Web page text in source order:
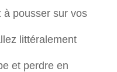
à pousser sur vos
littéralement
et perdre en